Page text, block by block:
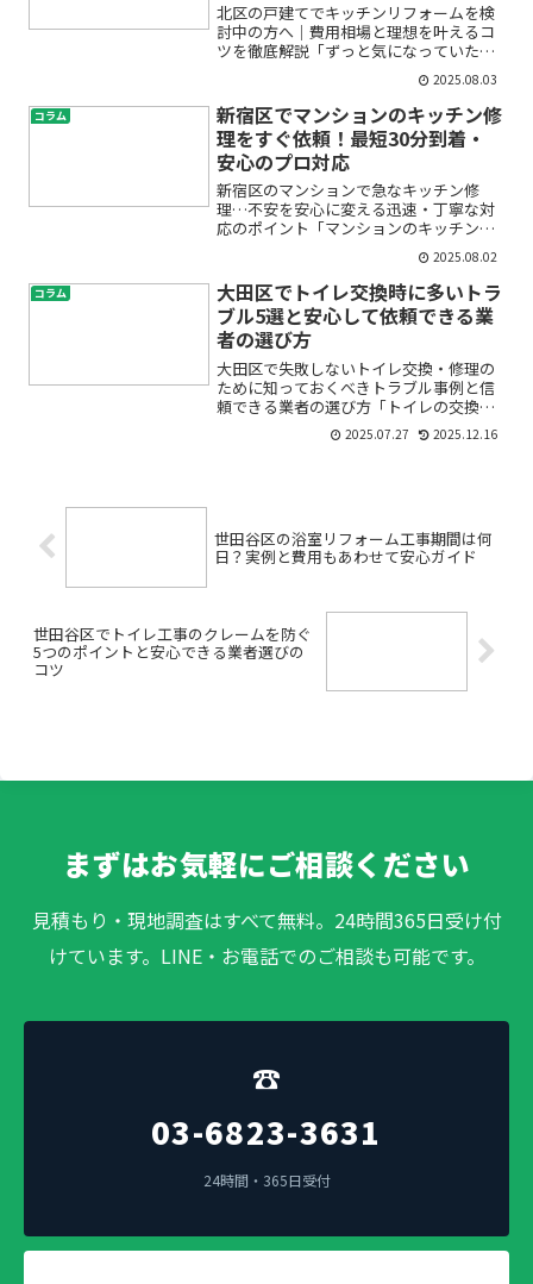
北区の戸建てでキッチンリフォームを検
討中の方へ｜費用相場と理想を叶えるコ
ツを徹底解説「ずっと気になっていたキ
ッチンをリフォームしたいけれど、北区
ではどれくらい費用がかかるの？」「初
めてのリフォームで何から始めて良いか
分からない」「できれば予...
2025.08.03
コラム
新宿区でマンションのキッチン修
理をすぐ依頼！最短30分到着・
安心のプロ対応
新宿区のマンションで急なキッチン修
理…不安を安心に変える迅速・丁寧な対
応のポイント「マンションのキッチンか
ら水漏れが…」「蛇口の水が止まらな
い」「排水口が詰まって流れない」——
突然のトラブルでお困りではありません
か？特に新宿区のような都心マ...
2025.08.02
コラム
大田区でトイレ交換時に多いトラ
ブル5選と安心して依頼できる業
者の選び方
大田区で失敗しないトイレ交換・修理の
ために知っておくべきトラブル事例と信
頼できる業者の選び方「トイレの交換や
修理を考えているけど、トラブルが多い
と聞いて不安…」「費用や業者選びで後
2025.07.27 2025.12.16
世田谷区の浴室リフォーム工事期間は何
日？実例と費用もあわせて安心ガイド
世田谷区でトイレ工事のクレームを防ぐ
5つのポイントと安心できる業者選びの
コツ
まずはお気軽にご相談ください
見積もり・現地調査はすべて無料。24時間365日受け付
けています。LINE・お電話でのご相談も可能です。
☎
03-6823-3631
24時間・365日受付